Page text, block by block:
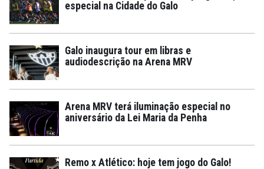
especial na Cidade do Galo
Galo inaugura tour em libras e
audiodescrição na Arena MRV
Arena MRV terá iluminação especial no
aniversário da Lei Maria da Penha
Remo x Atlético: hoje tem jogo do Galo!